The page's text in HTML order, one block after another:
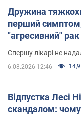
Дружина
перший симптом,
"агресивний" рак
Спершу лікарі не
6.08.2026 12:46
Відпустка Лесі
скандалом: